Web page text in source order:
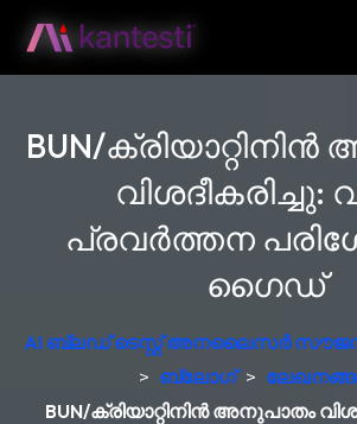
BUN/
വിശദീകരിച്ചു:
പ്രവർത്തന
ഗൈഡ്
AI ബ്ലഡ് ടെസ്റ്റ് അനലൈസർ സൗജന്യം
> ബ്ലോഗ് >
BUN/ക്രിയാറ്റിനിൻ അനുപാതം